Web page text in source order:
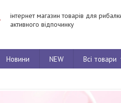
інтернет магазин товарів для
активного відпочинку
Новини NEW Всі товари